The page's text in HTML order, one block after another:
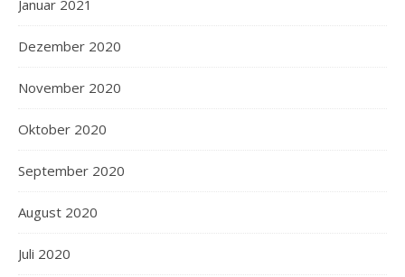
Januar 2021
Dezember 2020
November 2020
Oktober 2020
September 2020
August 2020
Juli 2020